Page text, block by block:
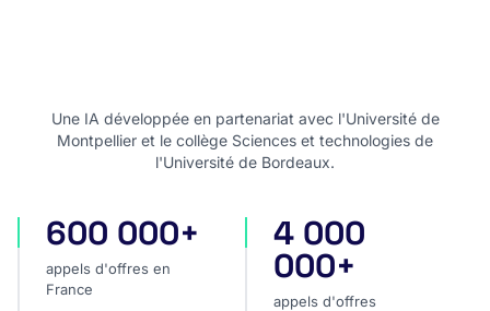
Une IA développée en partenariat avec l'Université de
Montpellier et le collège Sciences et technologies de
l'Université de Bordeaux.
appels d'offres en France
600 000+
appels d'offres en
France
appels d'offres
4 000
000+
appels d'offres